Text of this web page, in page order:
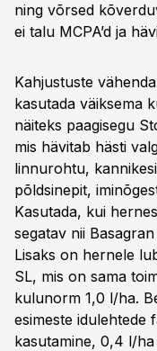
ning võrsed
ei talu MCPA’d ja
Kahjustuste
kasutada väiksema
näiteks paagisegu
mis hävitab hästi
linnurohtu,
põldsinepit,
Kasutada, kui
segatav nii
Lisaks on hernele
SL, mis on sama
kulunorm 1,0 l/ha.
esimeste idulehtede
kasutamine, 0,4 l/